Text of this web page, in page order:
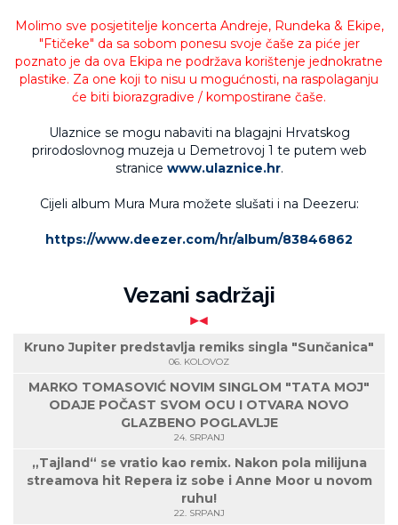
Molimo sve posjetitelje koncerta Andreje, Rundeka & Ekipe,
"Ftičeke" da sa sobom ponesu svoje čaše za piće jer
poznato je da ova Ekipa ne podržava korištenje jednokratne
plastike. Za one koji to nisu u mogućnosti, na raspolaganju
će biti biorazgradive / kompostirane čaše.
Ulaznice se mogu nabaviti na blagajni Hrvatskog
prirodoslovnog muzeja u Demetrovoj 1 te putem web
stranice www.ulaznice.hr.
Cijeli album Mura Mura možete slušati i na Deezeru:
https://www.deezer.com/hr/album/83846862
Vezani sadržaji
Kruno Jupiter predstavlja remiks singla "Sunčanica"
06. KOLOVOZ
MARKO TOMASOVIĆ NOVIM SINGLOM "TATA MOJ"
ODAJE POČAST SVOM OCU I OTVARA NOVO
GLAZBENO POGLAVLJE
24. SRPANJ
„Tajland“ se vratio kao remix. Nakon pola milijuna
streamova hit Repera iz sobe i Anne Moor u novom
ruhu!
22. SRPANJ